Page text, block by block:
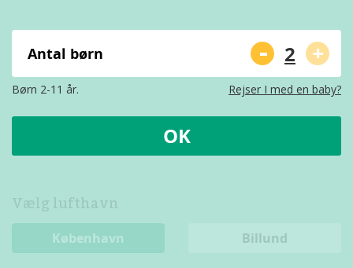
Antal børn - +
Børn 2-11 år. Rejser I med en baby?
OK
Vælg lufthavn
København Billund